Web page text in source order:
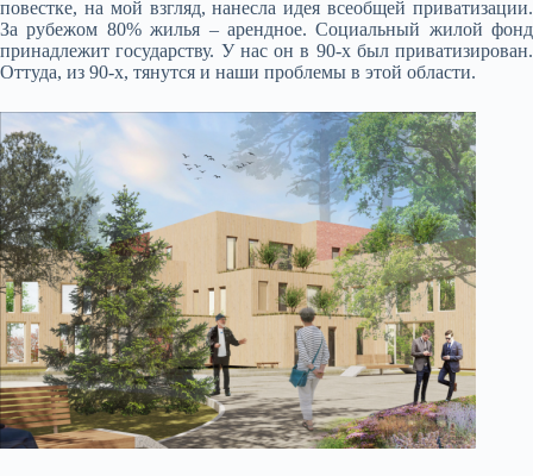
повестке, на мой взгляд, нанесла идея всеобщей приватизации.
За рубежом 80% жилья – арендное. Социальный жилой фонд
принадлежит государству. У нас он в 90-х был приватизирован.
Оттуда, из 90-х, тянутся и наши проблемы в этой области.